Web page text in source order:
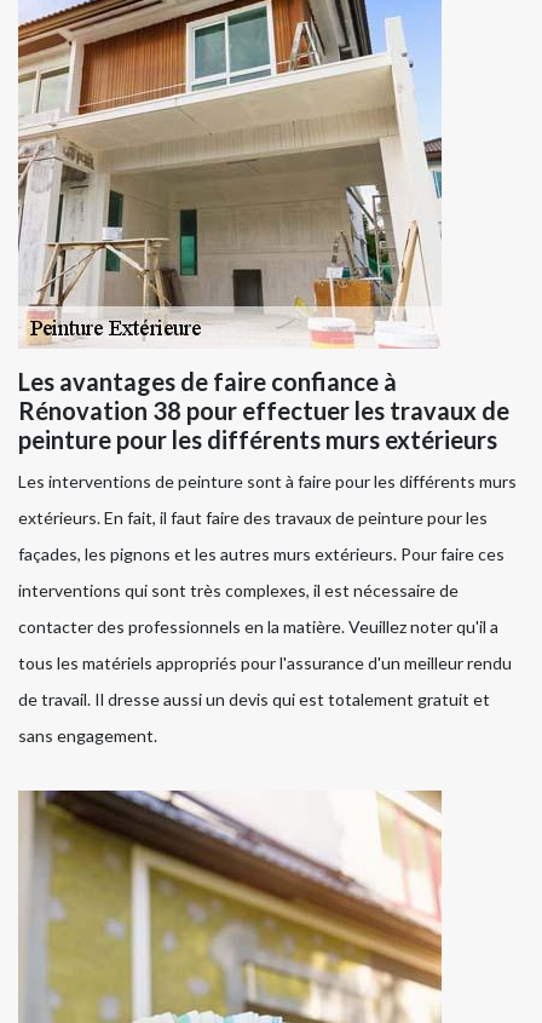
Les avantages de faire confiance à
Rénovation 38 pour effectuer les travaux de
peinture pour les différents murs extérieurs
Les interventions de peinture sont à faire pour les différents murs
extérieurs. En fait, il faut faire des travaux de peinture pour les
façades, les pignons et les autres murs extérieurs. Pour faire ces
interventions qui sont très complexes, il est nécessaire de
contacter des professionnels en la matière. Veuillez noter qu'il a
tous les matériels appropriés pour l'assurance d'un meilleur rendu
de travail. Il dresse aussi un devis qui est totalement gratuit et
sans engagement.